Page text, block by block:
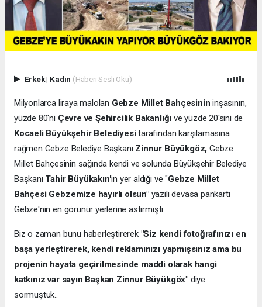
Erkek| Kadın (Haberi Sesli Oku)
Milyonlarca liraya malolan Gebze Millet Bahçesinin inşasının,
yüzde 80'ni Çevre ve Şehircilik Bakanlığı ve yüzde 20'sini de
Kocaeli Büyükşehir Belediyesitarafından karşılamasına
rağmen Gebze Belediye Başkanı Zinnur Büyükgöz, Gebze
Millet Bahçesinin sağında kendi ve solunda Büyükşehir Belediye
Başkanı Tahir Büyükakın'ın yer aldığı ve "Gebze Millet
Bahçesi Gebzemize hayırlı olsun"yazılı devasa pankartı
Gebze'nin en görünür yerlerine astırmıştı.
Biz o zaman bunu haberleştirerek "Siz kendi fotoğrafınızı en
başa yerleştirerek, kendi reklamınızı yapmışsınız ama bu
projenin hayata geçirilmesinde maddi olarak hangi
katkınız var sayın Başkan Zinnur Büyükgöx" diye
sormuştuk..